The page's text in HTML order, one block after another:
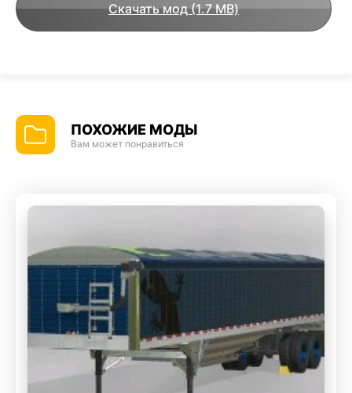
Скачать мод (1.7 MB)
ПОХОЖИЕ МОДЫ
Вам может понравиться